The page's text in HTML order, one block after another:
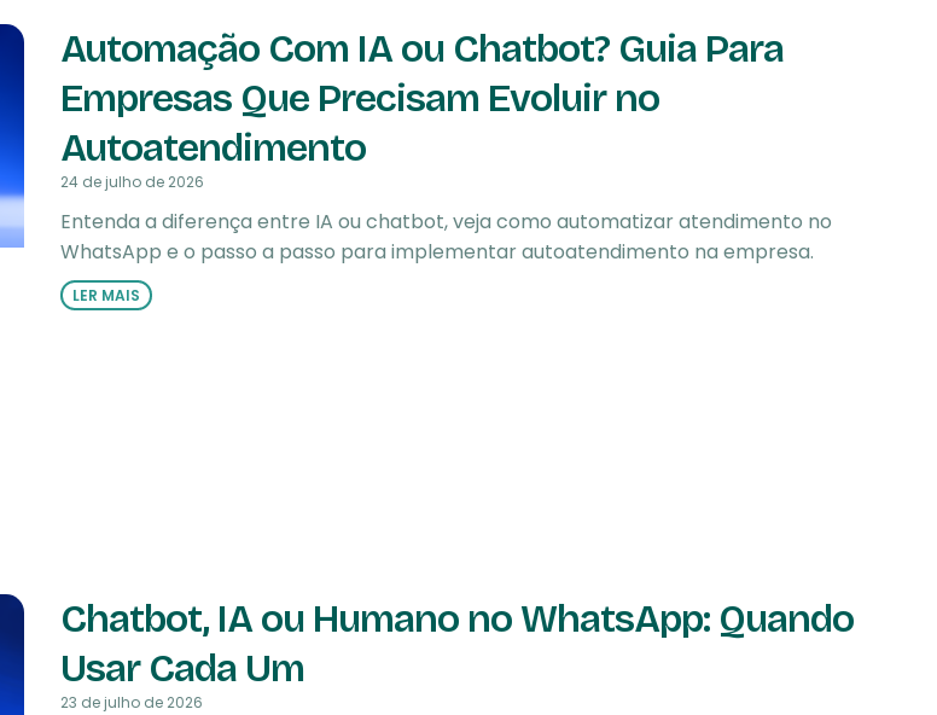
Automação Com IA ou Chatbot? Guia Para
Empresas Que Precisam Evoluir no
Autoatendimento
24 de julho de 2026
Entenda a diferença entre IA ou chatbot, veja como automatizar atendimento no
WhatsApp e o passo a passo para implementar autoatendimento na empresa.
LER MAIS
Chatbot, IA ou Humano no WhatsApp: Quando
Usar Cada Um
23 de julho de 2026